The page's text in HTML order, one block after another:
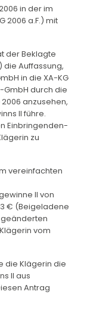
in der im
2006 a.F.) mit
der Beklagte
Auffassung,
in die XA-KG
GmbH durch die
2006 anzusehen,
II führe.
Einbringenden-
zu
vereinfachten
II von
€ (Beigeladene
vom
die Klägerin die
II aus
Antrag